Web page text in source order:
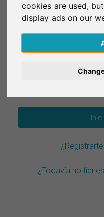
cookies are used,
display ads on our
Correo electrónico*
Contraseña*
¿Todavía no